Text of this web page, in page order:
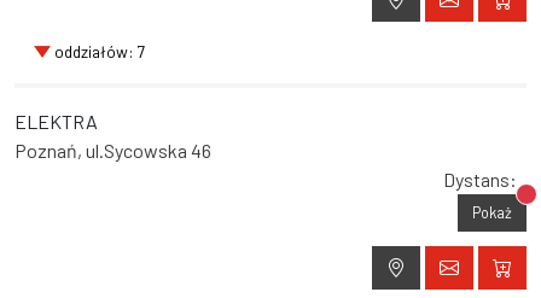
oddziałów: 7
ELEKTRA
Poznań, ul.Sycowska 46
Dystans:
Pokaż